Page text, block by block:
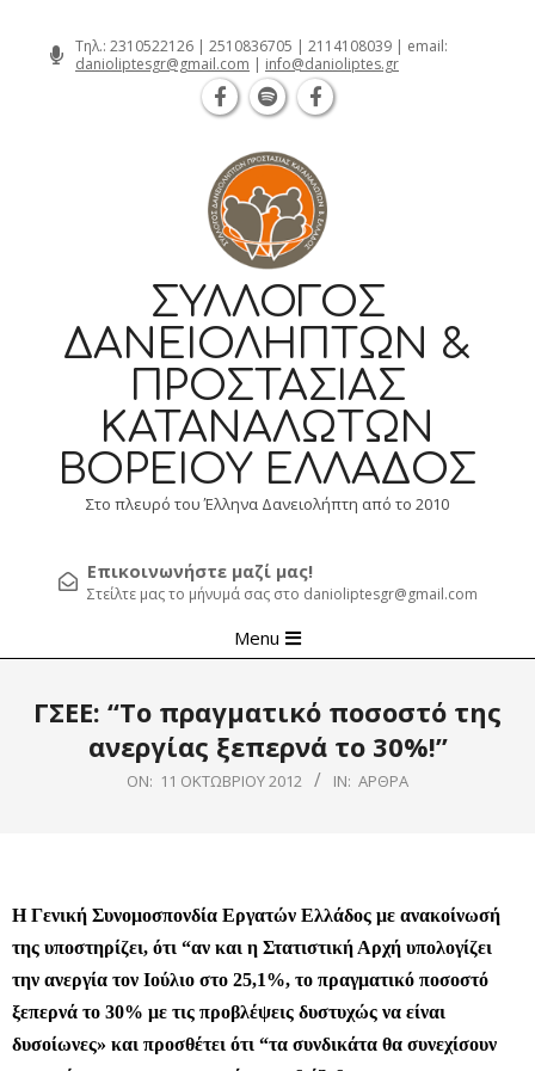
Τηλ.: 2310522126 | 2510836705 | 2114108039 | email:
danioliptesgr@gmail.com | info@danioliptes.gr
ΣΎΛΛΟΓΟΣ
ΔΑΝΕΙΟΛΗΠΤΏΝ &
ΠΡΟΣΤΑΣΊΑΣ
ΚΑΤΑΝΑΛΩΤΏΝ
ΒΟΡΕΊΟΥ ΕΛΛΆΔΟΣ
Στο πλευρό του Έλληνα Δανειολήπτη από το 2010
Επικοινωνήστε μαζί μας!
Στείλτε μας το μήνυμά σας στο danioliptesgr@gmail.com
Navigation
Menu
ΓΣΕΕ: “Το πραγματικό ποσοστό της
ανεργίας ξεπερνά το 30%!”
ON: 11 ΟΚΤΩΒΡΊΟΥ 2012 IN: ΆΡΘΡΑ
Η Γενική Συνομοσπονδία Εργατών Ελλάδος με ανακοίνωσή
της υποστηρίζει, ότι “αν και η Στατιστική Αρχή υπολογίζει
την ανεργία τον Ιούλιο στο 25,1%, το πραγματικό ποσοστό
ξεπερνά το 30% με τις προβλέψεις δυστυχώς να είναι
δυσοίωνες» και προσθέτει ότι “τα συνδικάτα θα συνεχίσουν